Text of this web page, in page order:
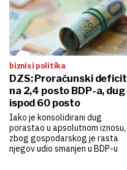
biznis i politika
DZS: Proračunski deficit
na 2,4 posto BDP-a, dug
ispod 60 posto
Iako je konsolidirani dug
porastao u apsolutnom iznosu,
zbog gospodarskog je rasta
njegov udio smanjen u BDP-u